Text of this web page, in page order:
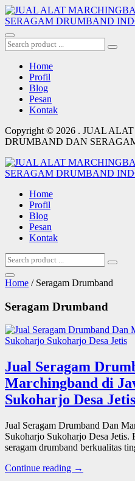
Home
Profil
Blog
Pesan
Kontak
Copyright © 2026 . JUAL
DRUMBAND DAN
Home
Profil
Blog
Pesan
Kontak
Home / Seragam Drumband
Seragam Drumband
Jual Seragam
Marchingband di
Sukoharjo Desa Jetis
Jual Seragam Drumband Dan
Sukoharjo Sukoharjo Desa Jetis.
seragam drumband berkualitas
Continue reading →